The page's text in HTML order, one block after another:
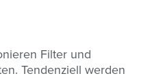
Filter und
Tendenziell werden